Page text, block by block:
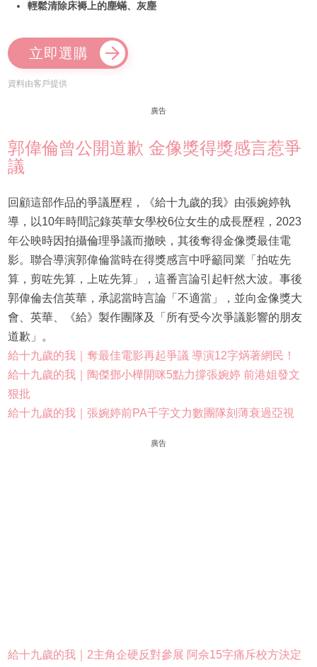
輕鬆清除床褥上的塵蟎、灰塵
立即選購
資料由客戶提供
廣告
郭偉倫曾公開道歉 金像獎得獎感言惹爭
議
回顧這部作品的爭議歷程，《給十九歲的我》由張婉婷執
導，以10年時間記錄英華女學校6位女生的成長歷程，2023
年公映時因拍攝倫理爭議而撤映，其後奪得金像獎最佳電
影。聯合導演郭偉倫當時在得獎感言中呼籲同業「拍咗先
算，剪咗先算，上咗先算」，這番言論引起軒然大波。事後
郭偉倫去信英華，承認當時言論「不適當」，並向金像獎大
會、英華、《給》製作團隊及「所有受今次爭議影響的朋友
道歉」。
給十九歲的我｜奪最佳電影再起爭議 導演12字焫著網民！
給十九歲的我｜陶傑鄧小樺開咪5點力撐張婉婷 前港姐發文
狠批
給十九歲的我｜張婉婷前PA千字文力數團隊刻薄衰過亞視
廣告
給十九歲的我｜2主角企硬反對參展 阿佘15字痛斥校方決定